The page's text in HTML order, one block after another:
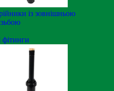
із зовнішньою
фітинги